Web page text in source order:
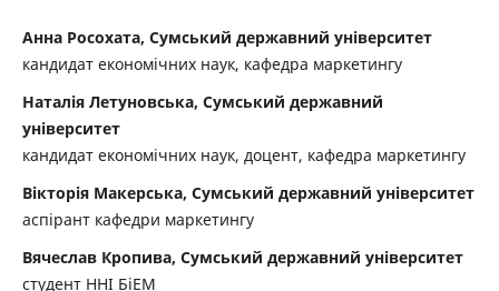
Анна Росохата, Сумський державний університет
кандидат економічних наук, кафедра маркетингу
Наталія Летуновська, Сумський державний
університет
кандидат економічних наук, доцент, кафедра маркетингу
Вікторія Макерська, Сумський державний університет
аспірант кафедри маркетингу
Вячеслав Кропива, Сумський державний університет
студент ННІ БіЕМ